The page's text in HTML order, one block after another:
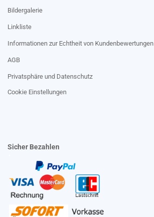
Bildergalerie
Linkliste
Informationen zur Echtheit von Kundenbewertungen
AGB
Privatsphäre und Datenschutz
Cookie Einstellungen
Sicher Bezahlen